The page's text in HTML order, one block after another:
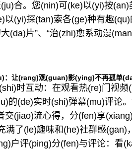
合。您(nin)可(ke)以(yi)按
以(yi)探(tan)索各(ge)种有趣
(da)片”、“治(zhi)愈系动漫
：让(rang)观(guan)影(ying)不再孤单
时互动：在观看热(re)门视
的(de)实时(shi)弹幕(mu)评论
交(jiao)流心得，分(fen)享
满了(le)趣味和(he)社群感
户评(ping)分(fen)与评论：看